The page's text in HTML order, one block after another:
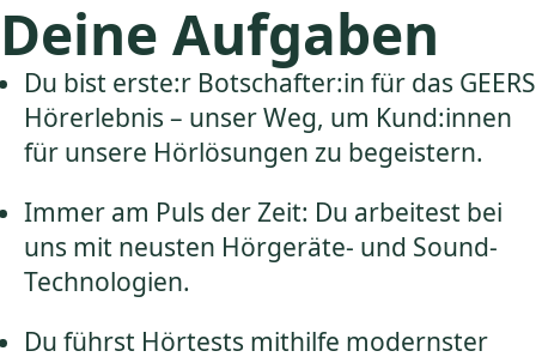
Deine Aufgaben
Du bist erste:r Botschafter:in für das GEERS
Hörerlebnis – unser Weg, um Kund:innen
für unsere Hörlösungen zu begeistern.
Immer am Puls der Zeit: Du arbeitest bei
uns mit neusten Hörgeräte- und Sound-
Technologien.
Du führst Hörtests mithilfe modernster